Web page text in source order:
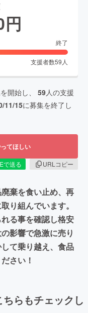
円
終了
支援者数59 人
開始し、 59人の支援
11/15に募集を終了し
てほしい
で送る
URLコピー
棄を食い止め、再
り組んでいます。
る事を確認し格安
影響で急激に売り
て乗り越え、食品
さい！
らもチェックし